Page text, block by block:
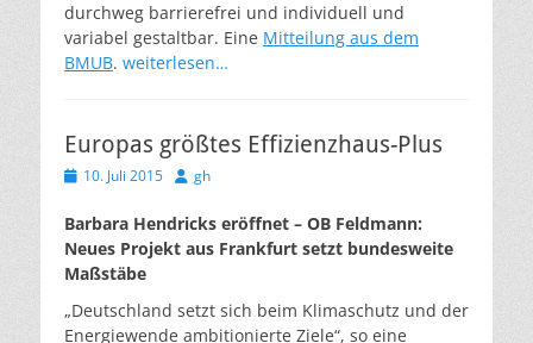
durchweg barrierefrei und individuell und
variabel gestaltbar. Eine Mitteilung aus dem
BMUB. weiterlesen…
Europas größtes Effizienzhaus-Plus
Veröffentlicht
10. Juli 2015 Autor
gh
Barbara Hendricks eröffnet – OB Feldmann:
Neues Projekt aus Frankfurt setzt bundesweite
Maßstäbe
„Deutschland setzt sich beim Klimaschutz und der
Energiewende ambitionierte Ziele“, so eine